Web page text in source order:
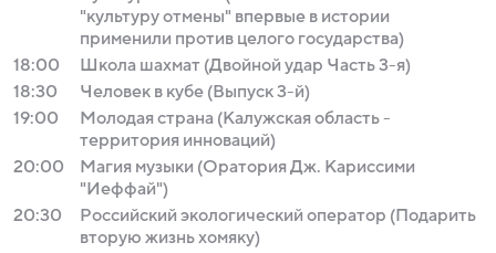
"культуру отмены" впервые в истории
применили против целого государства)
18:00
Школа шахмат (Двойной удар Часть 3-я)
18:30
Человек в кубе (Выпуск 3-й)
19:00
Молодая страна (Калужская область -
территория инноваций)
20:00
Магия музыки (Оратория Дж. Кариссими
"Иеффай")
20:30
Российский экологический оператор (Подарить
вторую жизнь хомяку)